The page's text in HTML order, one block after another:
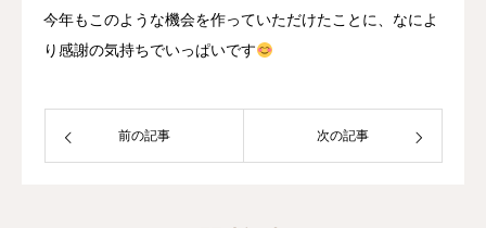
今年もこのような機会を作っていただけたことに、なによ
り感謝の気持ちでいっぱいです
前の記事 次の記事